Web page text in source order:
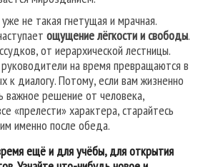
не такая гнетущая и мрачная.
ощущение лёгкости и свободы.
от иерархической лестницы.
на время превращаются в
к диалогу. Потому, если вам жизненно
важное решение от человека,
«прелести» характера, старайтесь
именно после обеда.
ещё и для учёбы, для открытия